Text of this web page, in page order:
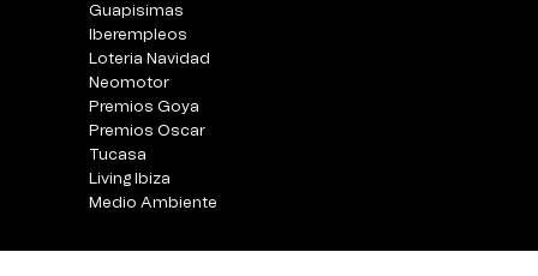
Guapisimas
Iberempleos
Loteria Navidad
Neomotor
Premios Goya
Premios Oscar
Tucasa
Living Ibiza
Medio Ambiente